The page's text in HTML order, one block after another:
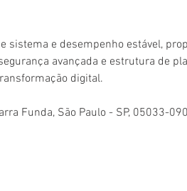
sistema e desempenho estável,
avançada e estrutura de
digital.
Funda, São Paulo - SP, 05033-